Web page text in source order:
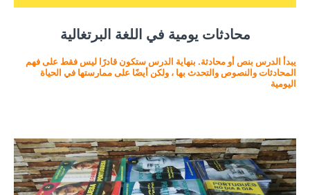
محادثات يومية في اللغة البرتغالية
يبدأ الدرس بنص أو محادثة. بنهاية الدرس ستكون قادرًا ليس فقط على فهم
المحادثات والنصوص والتحدث بها ، ولكن أيضًا على ممارستها في الحياة
اليومية